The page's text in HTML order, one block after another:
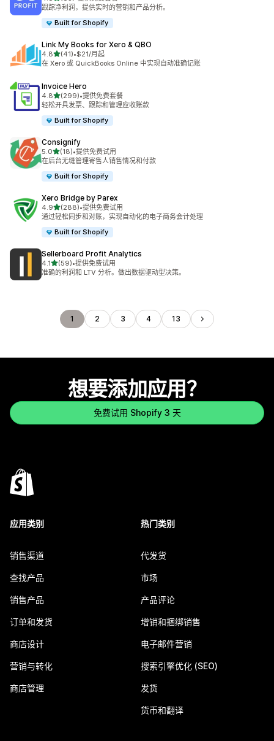
总共 85 条评论
跟踪净利润，提供实时的营销和产品分析。
Built for Shopify
Link My Books for Xero & QBO
4.8星（满分 5 星）
(41)
总共 41 条评论
•$21/月起
在 Xero 或 QuickBooks Online 中实现自动准确记账
Invoice Hero
4.8星（满分 5 星）
(299)
总共 299 条评论
•提供免费套餐
轻松开具发票、跟踪和管理应收账款
Built for Shopify
Consignify
5.0星（满分 5 星）
(18)
总共 18 条评论
•提供免费试用
在后台无缝管理寄售人销售情况和付款
Built for Shopify
Xero Bridge by Parex
4.9星（满分 5 星）
(288)
总共 288 条评论
•提供免费试用
通过轻松同步和对账，实现自动化的电子商务会计处理
Built for Shopify
Sellerboard Profit Analytics
4.1星（满分 5 星）
(59)
总共 59 条评论
•提供免费试用
准确的利润和 LTV 分析。做出数据驱动型决策。
1 2 3 4 13
想要添加应用？
免费试用 Shopify 3 天
应用类别
销售渠道
查找产品
销售产品
订单和发货
商店设计
营销与转化
商店管理
热门类别
代发货
市场
产品评论
增销和捆绑销售
电子邮件营销
搜索引擎优化 (SEO)
发货
货币和翻译